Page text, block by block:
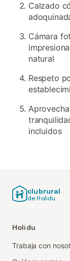
Calzado
Cámara
natural
Respeto
incluidos
clubrural
de Holidu
Holidu
Trabaja con